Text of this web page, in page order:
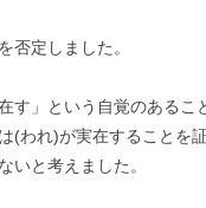
否定しました。
す」という自覚のあるこ
(われ)が実在することを
いと考えました。